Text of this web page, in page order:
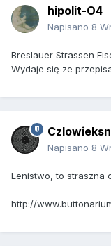
hipolit-O4
Napisano 8
Breslauer Strassen
Wydaje się ze
Napisano 8
Lenistwo, to straszna
http://